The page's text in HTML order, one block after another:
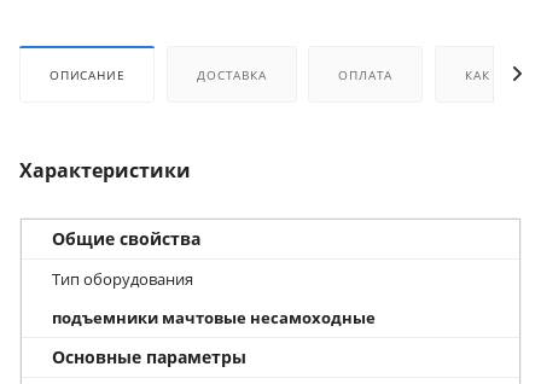
ОПИСАНИЕ ДОСТАВКА ОПЛАТА КАК
Характеристики
Общие свойства
Тип оборудования
подъемники мачтовые несамоходные
Основные параметры